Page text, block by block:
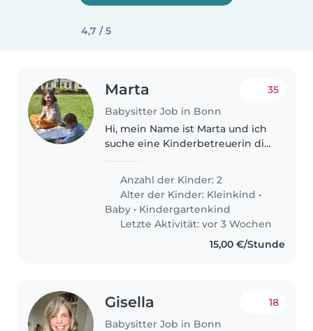
4,7 / 5
Marta
Babysitter Job in Bonn
35
Hi, mein Name ist Marta und ich
suche eine Kinderbetreuerin die
beiden Kindern (3 und 5
JahreAlt) am Nachmittag/Abend
unterstützen kann. Idealerweise..
Anzahl der Kinder: 2
Alter der Kinder: Kleinkind •
Baby • Kindergartenkind
Letzte Aktivität: vor 3 Wochen
15,00 €/Stunde
Gisella
Babysitter Job in Bonn
18